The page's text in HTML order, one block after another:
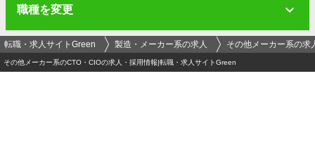
職種を変更
転職・求人サイトGreen 製造・メーカー系の求人 その他メーカー系の求
その他メーカー系のCTO・CIOの求人・採用情報|転職・求人サイトGreen